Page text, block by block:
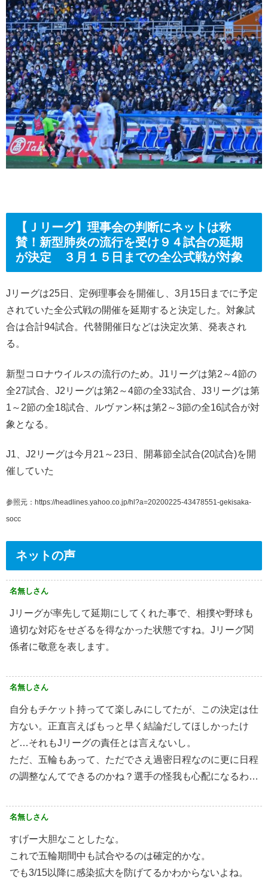
【Ｊリーグ】理事会の判断にネットは称
賛！新型肺炎の流行を受け９４試合の延期
が決定 ３月１５日までの全公式戦が対象
Jリーグは25日、定例理事会を開催し、3月15日までに予定
されていた全公式戦の開催を延期すると決定した。対象試
合は合計94試合。代替開催日などは決定次第、発表され
る。
新型コロナウイルスの流行のため。J1リーグは第2～4節の
全27試合、J2リーグは第2～4節の全33試合、J3リーグは第
1～2節の全18試合、ルヴァン杯は第2～3節の全16試合が対
象となる。
J1、J2リーグは今月21～23日、開幕節全試合(20試合)を開
催していた
参照元：https://headlines.yahoo.co.jp/hl?a=20200225-43478551-gekisaka-
socc
ネットの声
名無しさん
Jリーグが率先して延期にしてくれた事で、相撲や野球も
適切な対応をせざるを得なかった状態ですね。Jリーグ関
係者に敬意を表します。
名無しさん
自分もチケット持ってて楽しみにしてたが、この決定は仕
方ない。正直言えばもっと早く結論だしてほしかったけ
ど…それもJリーグの責任とは言えないし。
ただ、五輪もあって、ただでさえ過密日程なのに更に日程
の調整なんてできるのかね？選手の怪我も心配になるわ…
名無しさん
すげー大胆なことしたな。
これで五輪期間中も試合やるのは確定的かな。
でも3/15以降に感染拡大を防げてるかわからないよね。